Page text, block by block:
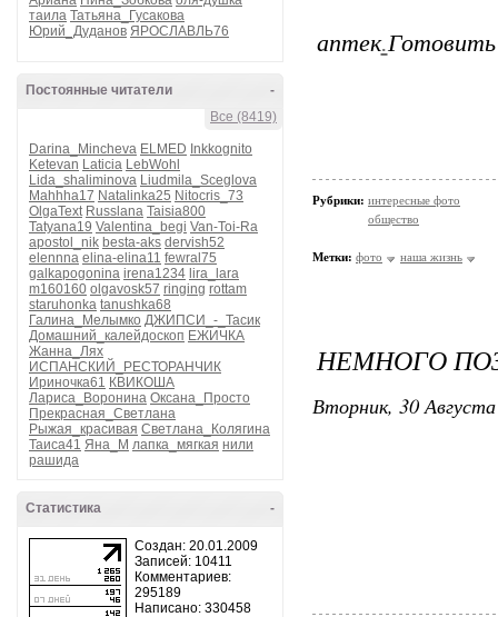
таила Татьяна_Гусакова
Юрий_Дуданов ЯРОСЛАВЛЬ76
-
Постоянные читатели
Все (8419)
Darina_Mincheva ELMED Inkkognito
Ketevan Laticia LebWohl
Lida_shaliminova Liudmila_Sceglova
Mahhha17 Natalinka25 Nitocris_73
OlgaText Russlana Taisia800
Tatyana19 Valentina_begi Van-Toi-Ra
apostol_nik besta-aks dervish52
elennna elina-elina11 fewral75
galkapogonina irena1234 lira_lara
m160160 olgavosk57 ringing rottam
staruhonka tanushka68
Галина_Мелымко ДЖИПСИ_-_Тасик
Домашний_калейдоскоп ЕЖИЧКА
Жанна_Лях
ИСПАНСКИЙ_РЕСТОРАНЧИК
Ириночка61 КВИКОША
Лариса_Воронина Оксана_Просто
Прекрасная_Светлана
Рыжая_красивая Светлана_Колягина
Таиса41 Яна_М лапка_мягкая нили
рашида
-
Статистика
Создан: 20.01.2009
Записей: 10411
Комментариев:
295189
Написано: 330458
аптек.Готовить
Рубрики: интересные фото
общество
Метки: фото наша жизнь
НЕМНОГО
Вторник, 30